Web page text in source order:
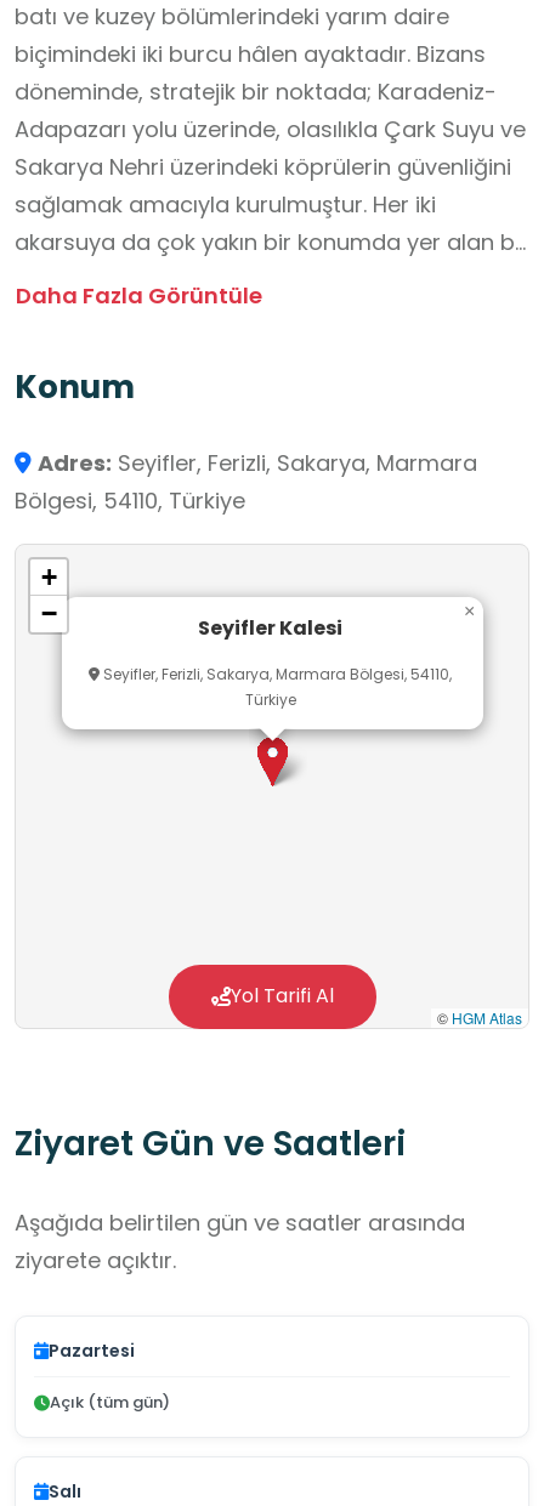
batı ve kuzey bölümlerindeki yarım daire
biçimindeki iki burcu hâlen ayaktadır. Bizans
döneminde, stratejik bir noktada; Karadeniz-
Adapazarı yolu üzerinde, olasılıkla Çark Suyu ve
Sakarya Nehri üzerindeki köprülerin güvenliğini
sağlamak amacıyla kurulmuştur. Her iki
akarsuya da çok yakın bir konumda yer alan bu
küçük kale, yaklaşık 80 × 80 m² boyutlarındadır.
anılmaktadır.
Daha Fazla Görüntüle
Konum
Adres: Seyifler, Ferizli, Sakarya, Marmara
Bölgesi, 54110, Türkiye
Seyifler Kalesi
Seyifler, Ferizli, Sakarya, Marmara Bölgesi, 54110,
Türkiye
×
+
−
© HGM Atlas
Yol Tarifi Al
Ziyaret Gün ve Saatleri
Aşağıda belirtilen gün ve saatler arasında
ziyarete açıktır.
Pazartesi
Açık (tüm gün)
Salı